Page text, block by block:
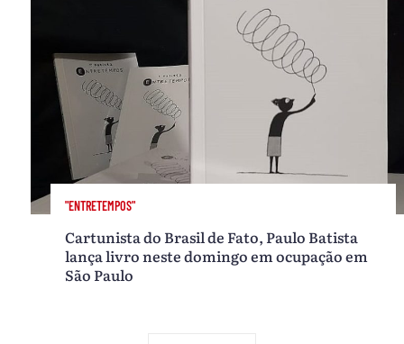
"ENTRETEMPOS"
Cartunista do Brasil de Fato, Paulo Batista
lança livro neste domingo em ocupação em
São Paulo